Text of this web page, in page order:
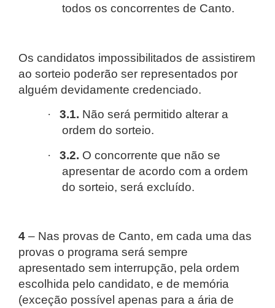
todos os concorrentes de Canto.
Os candidatos impossibilitados de assistirem
ao sorteio poderão ser representados por
alguém devidamente credenciado.
·
3.1. Não será permitido alterar a
ordem do sorteio.
·
3.2. O concorrente que não se
apresentar de acordo com a ordem
do sorteio, será excluído.
4 – Nas provas de Canto, em cada uma das
provas o programa será sempre
apresentado sem interrupção, pela ordem
escolhida pelo candidato, e de memória
(exceção possível apenas para a ária de